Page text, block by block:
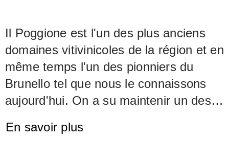
Il Poggione est l'un des plus anciens
domaines vitivinicoles de la région et en
même temps l'un des pionniers du
Brunello tel que nous le connaissons
aujourd'hui. On a su maintenir un des
des décennies, et les derniers
En savoir plus